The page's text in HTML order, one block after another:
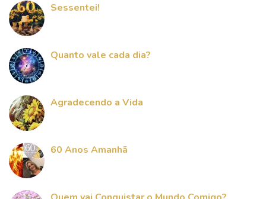
Sessentei!
Quanto vale cada dia?
Agradecendo a Vida
60 Anos Amanhã